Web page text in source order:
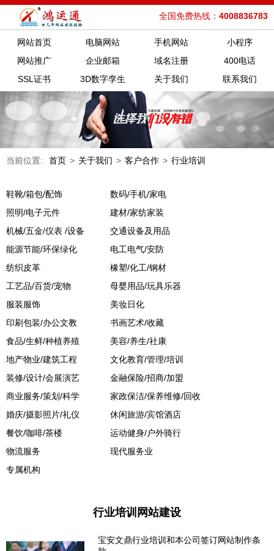
全国免费热线： 4008836783
网站首页 电脑网站 手机网站
小程序
网站推广
企业邮箱 域名注册
400电话
SSL证书
3D数字孪生 关于我们 联系我们
当前位置: 首页 > 关于我们 > 客户合作 > 行业培训
鞋靴/箱包/配饰
数码/手机/家电
照明/电子元件
建材/家纺家装
机械/五金/仪表 /设备
交通设备及用品
能源节能/环保绿化
电工电气/安防
纺织皮革
橡塑/化工/钢材
工艺品/百货/宠物
母婴用品/玩具乐器
服装服饰
美妆日化
印刷包装/办公文教
书画艺术/收藏
食品/生鲜/种植养殖
美容/养生/社康
地产物业/建筑工程
文化教育/管理/培训
装修/设计/会展演艺
金融保险/招商/加盟
商业服务/策划/科学
家政保洁/保养维修/回收
婚庆/摄影照片/礼仪
休闲旅游/宾馆酒店
餐饮/咖啡/茶楼
运动健身/户外骑行
物流服务
现代服务业
专属机构
行业培训网站建设
宝安文鼎行业培训和本公司签订网站制作条